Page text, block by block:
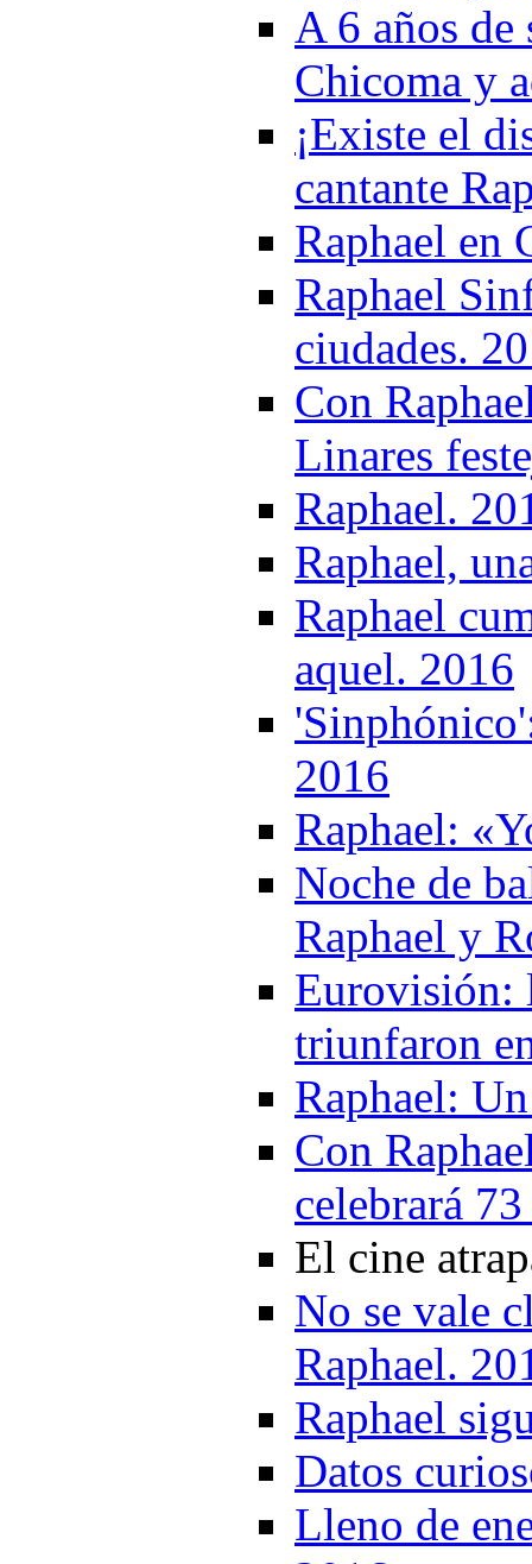
A 6 años
Chicoma y
¡Existe el
cantante
Raphael en
Raphael
ciudades.
Con
Linares
Raphael.
Raphael,
Raphael
aquel. 2016
2016
Raphael:
Noche de
Raphael y
Eurovisión:
triunfaron
Raphael:
Con
celebrará
El cine
No se vale
Raphael.
Raphael
Datos
Lleno de